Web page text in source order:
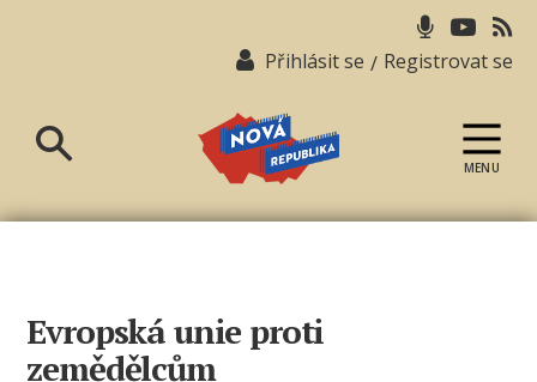
Přihlásit se / Registrovat se
republika
MENU
Evropská unie proti
zemědělcům